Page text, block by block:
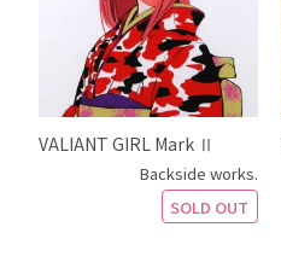
VALIANT GIRL Mark Ⅱ
Backside works.
SOLD OUT